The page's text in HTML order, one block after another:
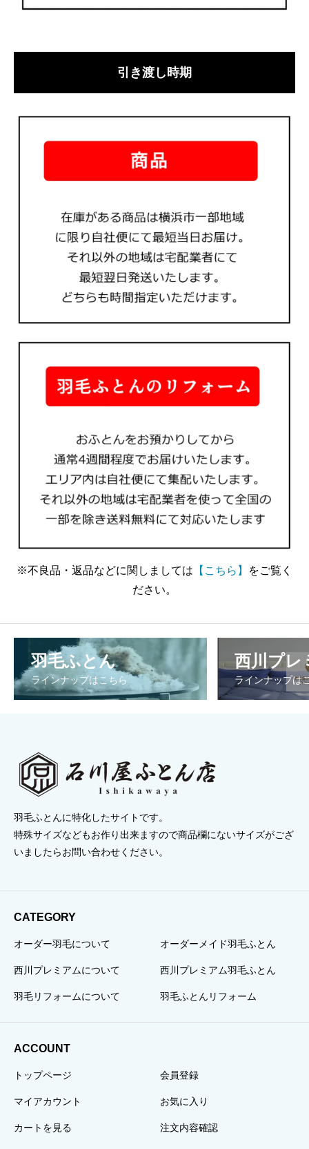
引き渡し時期
※不良品・返品などに関しましては 【こちら】
をご覧く
ださい。
羽毛ふとん
ラインナップはこちら
西川プレ
ラインナップは
羽毛ふとんに特化したサイトです。
特殊サイズなどもお作り出来ますので商品欄にないサイズがござ
いましたらお問い合わせください。
CATEGORY
オーダー羽毛について オーダーメイド羽毛ふとん
西川プレミアムについて 西川プレミアム羽毛ふとん
羽毛リフォームについて 羽毛ふとんリフォーム
ACCOUNT
トップページ 会員登録
マイアカウント お気に入り
カートを見る 注文内容確認